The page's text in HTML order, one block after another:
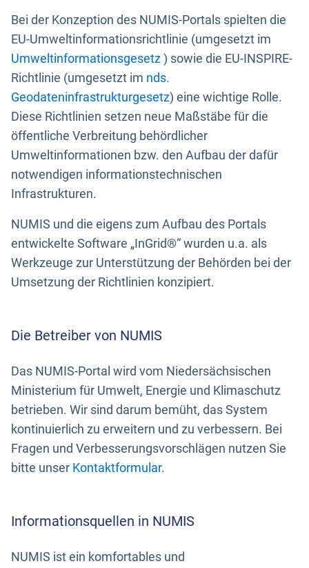
Bei der Konzeption des NUMIS-Portals spielten die
EU-Umweltinformationsrichtlinie (umgesetzt im
Umweltinformationsgesetz) sowie die EU-INSPIRE-
Richtlinie (umgesetzt im nds.
Geodateninfrastrukturgesetz) eine wichtige Rolle.
Diese Richtlinien setzen neue Maßstäbe für die
öffentliche Verbreitung behördlicher
Umweltinformationen bzw. den Aufbau der dafür
notwendigen informationstechnischen
Infrastrukturen.
NUMIS und die eigens zum Aufbau des Portals
entwickelte Software „InGrid®“ wurden u.a. als
Werkzeuge zur Unterstützung der Behörden bei der
Umsetzung der Richtlinien konzipiert.
Die Betreiber von NUMIS
Das NUMIS-Portal wird vom Niedersächsischen
Ministerium für Umwelt, Energie und Klimaschutz
betrieben. Wir sind darum bemüht, das System
kontinuierlich zu erweitern und zu verbessern. Bei
Fragen und Verbesserungsvorschlägen nutzen Sie
bitte unser Kontaktformular.
Informationsquellen in NUMIS
NUMIS ist ein komfortables und